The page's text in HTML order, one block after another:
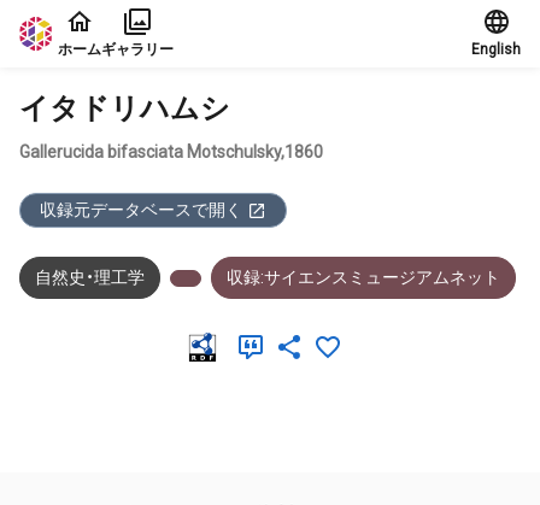
本文に飛ぶ
ホームギャラリー English
イタドリハムシ
Gallerucida bifasciata Motschulsky,1860
収録元データベースで開く
自然史・理工学 収録:サイエンスミュージアムネット